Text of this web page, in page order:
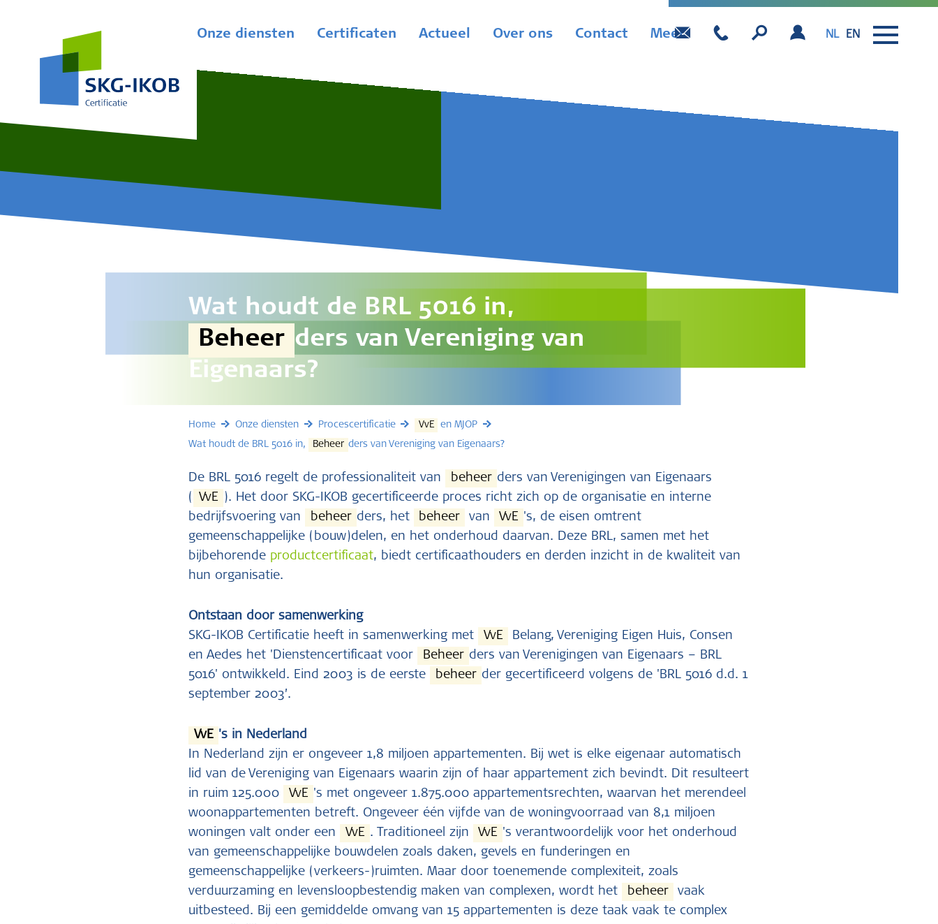
Onze diensten Certificaten Actueel Over ons Contact Meer NL EN
Wat houdt de BRL 5016 in,
Beheer ders van Vereniging van
Eigenaars?
Home Onze diensten Procescertificatie VvE
en MJOP
Wat houdt de BRL 5016 in,
Beheer ders van Vereniging van Eigenaars?
De BRL 5016 regelt de professionaliteit van beheer ders van Verenigingen van Eigenaars
(
VvE
). Het door SKG-IKOB gecertificeerde proces richt zich op de organisatie en interne
bedrijfsvoering van
beheer ders, het beheer van VvE 's, de eisen omtrent
gemeenschappelijke (bouw)delen, en het onderhoud daarvan. Deze BRL, samen met het
bijbehorende productcertificaat, biedt certificaathouders en derden inzicht in de kwaliteit van
hun organisatie.
Ontstaan door samenwerking
SKG-IKOB Certificatie heeft in samenwerking met
VvE
Belang, Vereniging Eigen Huis, Consen
en Aedes het 'Dienstencertificaat voor
Beheer ders van Verenigingen van Eigenaars – BRL
5016' ontwikkeld. Eind 2003 is de eerste
beheer der gecertificeerd volgens de 'BRL 5016 d.d. 1
september 2003’.
VvE 's in Nederland
In Nederland zijn er ongeveer 1,8 miljoen appartementen. Bij wet is elke eigenaar automatisch
lid van de Vereniging van Eigenaars waarin zijn of haar appartement zich bevindt. Dit resulteert
in ruim 125.000
VvE 's met ongeveer 1.875.000 appartementsrechten, waarvan het merendeel
woonappartementen betreft. Ongeveer één vijfde van de woningvoorraad van 8,1 miljoen
woningen valt onder een
VvE . Traditioneel zijn VvE 's verantwoordelijk voor het onderhoud
van gemeenschappelijke bouwdelen zoals daken, gevels en funderingen en
gemeenschappelijke (verkeers-)ruimten. Maar door toenemende complexiteit, zoals
verduurzaming en levensloopbestendig maken van complexen, wordt het
beheer
vaak
uitbesteed. Bij een gemiddelde omvang van 15 appartementen is deze taak vaak te complex